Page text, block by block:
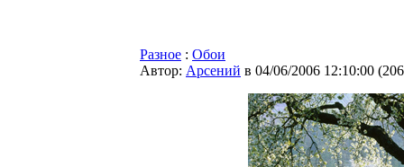
Разное : Обои
Автор: Арсений в 04/06/2006 12:10:00 (